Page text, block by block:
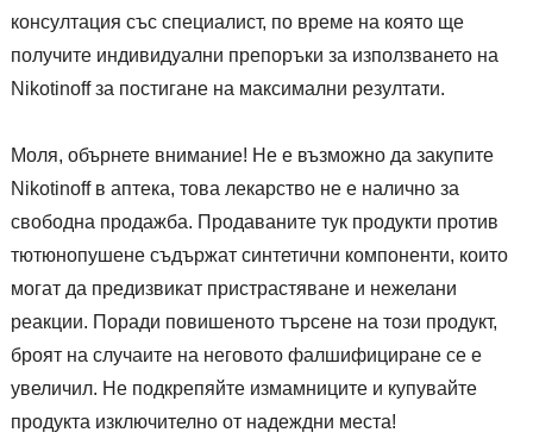
консултация със специалист, по време на която ще
получите индивидуални препоръки за използването на
Nikotinoff за постигане на максимални резултати.
Моля, обърнете внимание! Не е възможно да закупите
Nikotinoff в аптека, това лекарство не е налично за
свободна продажба. Продаваните тук продукти против
тютюнопушене съдържат синтетични компоненти, които
могат да предизвикат пристрастяване и нежелани
реакции. Поради повишеното търсене на този продукт,
броят на случаите на неговото фалшифициране се е
увеличил. Не подкрепяйте измамниците и купувайте
продукта изключително от надеждни места!